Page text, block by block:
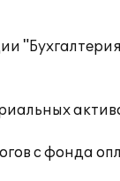
с фонда